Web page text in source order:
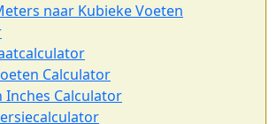
naar Kubieke Voeten
Calculator
Inches Calculator